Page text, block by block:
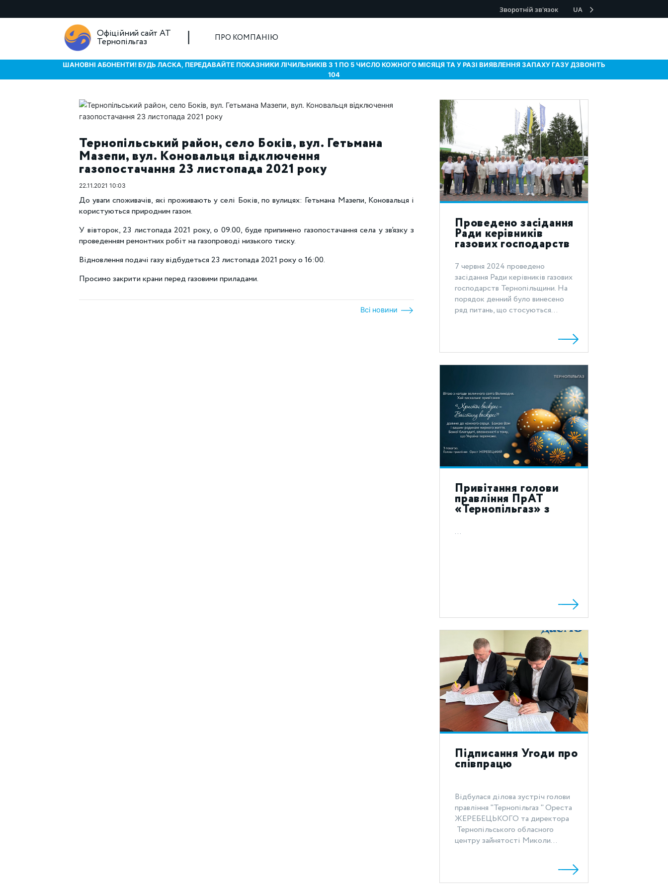
Зворотній зв'язок UA
Офіційний сайт АТ
Тернопільгаз ПРО КОМПАНІЮ
ШАНОВНІ АБОНЕНТИ! БУДЬ ЛАСКА, ПЕРЕДАВАЙТЕ ПОКАЗНИКИ ЛІЧИЛЬНИКІВ З 1 ПО 5 ЧИСЛО КОЖНОГО МІСЯЦЯ ТА У РАЗІ ВИЯВЛЕННЯ ЗАПАХУ ГАЗУ ДЗВОНІТЬ
104
Тернопільський район, село Боків, вул. Гетьмана
Мазепи, вул. Коновальця відключення
газопостачання 23 листопада 2021 року
22.11.2021 10:03
До уваги споживачів, які проживають у селі Боків, по вулицях: Гетьмана Мазепи, Коновальця і
користуються природним газом.
У вівторок, 23 листопада 2021 року, о 09.00, буде припинено газопостачання села у зв’язку з
проведенням ремонтних робіт на газопроводі низького тиску.
Відновлення подачі газу відбудеться 23 листопада 2021 року о 16:00.
Просимо закрити крани перед газовими приладами.
Всі новини
Проведено засідання
Ради керівників
газових господарств
Тернопільщини
7 червня 2024 проведено
засідання Ради керівників газових
господарств Тернопільщини. На
порядок денний було винесено
ряд питань, що стосуються...
Привітання голови
правління ПрАТ
«Тернопільгаз» з
святом Воскресіння
Христового 2024!
...
Підписання Угоди про
співпрацю
Відбулася ділова зустріч голови
правління "Тернопільгаз " Ореста
ЖЕРЕБЕЦЬКОГО та директора
Тернопільського обласного
центру зайнятості Миколи...